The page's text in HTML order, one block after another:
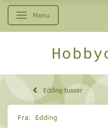
Skifte navigation
Menu
Edding tusser
Fra: Edding